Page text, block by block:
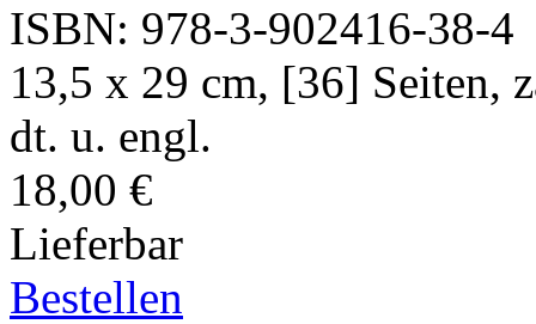
ISBN: 978-3-902416-38-4
13,5 x 29 cm, [36] Seiten,
dt. u. engl.
18,00 €
Lieferbar
Bestellen